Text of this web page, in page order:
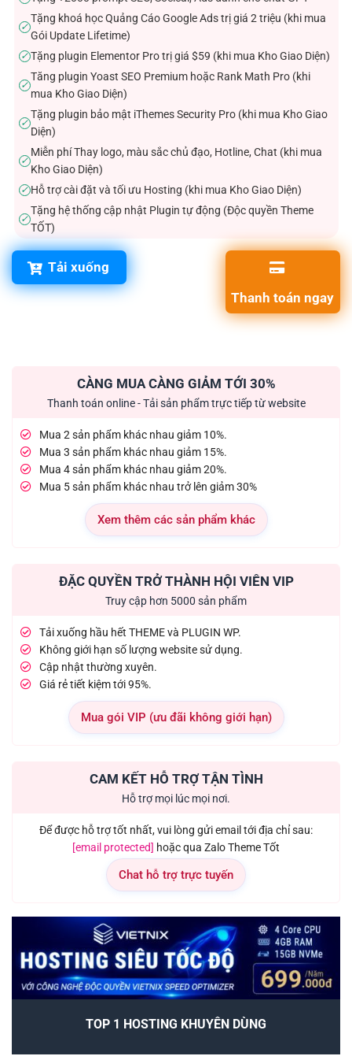
✓
Tặng khoá học Quảng Cáo Google Ads trị giá 2 triệu (khi mua
Gói Update Lifetime)
✓Tặng plugin Elementor Pro trị giá $59 (khi mua Kho Giao Diện)
✓
Tăng plugin Yoast SEO Premium hoặc Rank Math Pro (khi
mua Kho Giao Diện)
✓
Tặng plugin bảo mật iThemes Security Pro (khi mua Kho Giao
Diện)
✓
Miễn phí Thay logo, màu sắc chủ đạo, Hotline, Chat (khi mua
Kho Giao Diện)
✓Hỗ trợ cài đặt và tối ưu Hosting (khi mua Kho Giao Diện)
✓
Tặng hệ thống cập nhật Plugin tự động (Độc quyền Theme
TỐT)
Tải xuống
Thanh toán ngay
CÀNG MUA CÀNG GIẢM TỚI 30%
Thanh toán online - Tải sản phẩm trực tiếp từ website
Mua 2 sản phẩm khác nhau giảm 10%.
Mua 3 sản phẩm khác nhau giảm 15%.
Mua 4 sản phẩm khác nhau giảm 20%.
Mua 5 sản phẩm khác nhau trở lên giảm 30%
Xem thêm các sản phẩm khác
ĐẶC QUYỀN TRỞ THÀNH HỘI VIÊN VIP
Truy cập hơn 5000 sản phẩm
Tải xuống hầu hết THEME và PLUGIN WP.
Không giới hạn số lượng website sử dụng.
Cập nhật thường xuyên.
Giá rẻ tiết kiệm tới 95%.
Mua gói VIP (ưu đãi không giới hạn)
CAM KẾT HỖ TRỢ TẬN TÌNH
Hỗ trợ mọi lúc mọi nơi.
Để được hỗ trợ tốt nhất, vui lòng gửi email tới địa chỉ sau:
[email protected] hoặc qua Zalo Theme Tốt
Chat hỗ trợ trực tuyến
TOP 1 HOSTING KHUYÊN DÙNG